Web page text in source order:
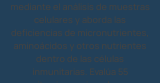
mediante el análisis de muestras
celulares y aborda las
deficiencias de micronutrientes,
aminoácidos y otros nutrientes
dentro de las células
inmunitarias. Evalúa 55